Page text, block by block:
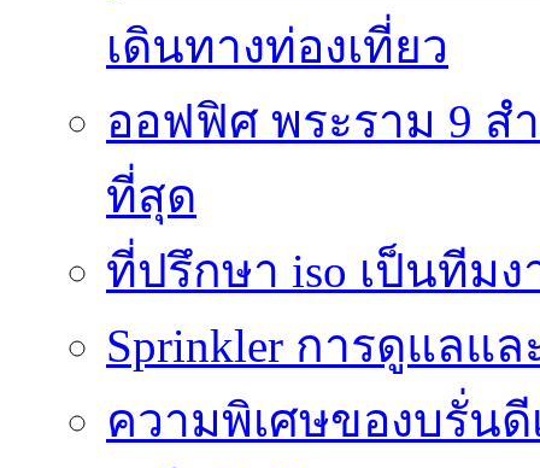
เดินทางท่องเที่ยว
ออฟฟิศ พระราม 9 ส
ที่สุด
ที่ปรึกษา iso เป็นทีม
Sprinkler การดูแลแ
ความพิเศษของบรั่นดี